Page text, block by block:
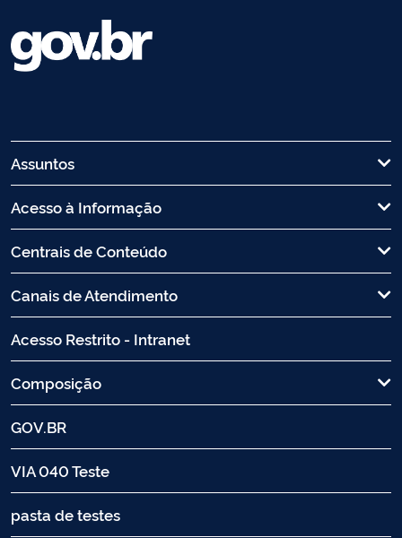
Assuntos
Acesso à Informação
Centrais de Conteúdo
Canais de Atendimento
Acesso Restrito - Intranet
Composição
GOV.BR
VIA 040 Teste
pasta de testes